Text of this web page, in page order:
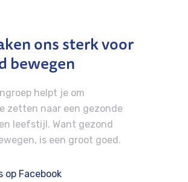
ons sterk voor
bewegen
helpt je om
zetten naar een gezonde
leefstijl. Want gezond
is een groot goed.
op Facebook